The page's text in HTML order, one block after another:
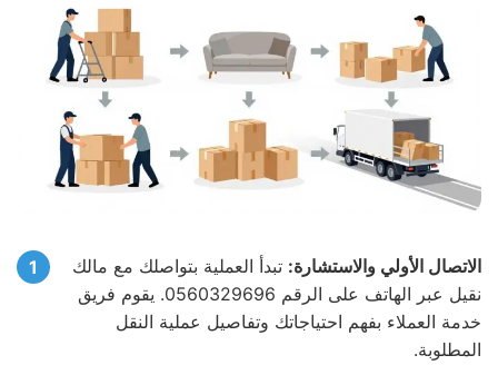
الاتصال الأولي والاستشارة: تبدأ العملية بتواصلك مع مالك
نقيل عبر الهاتف على الرقم 0560329696. يقوم فريق
خدمة العملاء بفهم احتياجاتك وتفاصيل عملية النقل
المطلوبة.